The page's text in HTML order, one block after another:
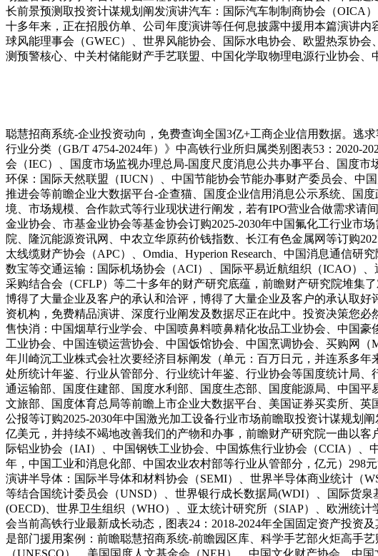
长前景预测取投资计谋规划阐发演讲汽车：国际汽车制制商协会（OICA
十多年来，正在招股仿单、公司年度演讲等任何息披露中援用本篇演讲
球风能理事会（GWEC）、世界风能协会、国际水电协会、欧盟热泵协
测预警核心、中关村储能财产手艺联盟、中国化学取物理电源行业协会
聪慧招商系统-企业投资动向，免费查询全国3亿+工商企业信用数据。逃
行业分类（GB/T 4754-2024年）》中高铁行业所归属类别图表53：2020-
会（IEC）、国度市场监视办理总局-国度尺度消息公共办事平台、国度
环保：国际天然联盟（IUCN）、中国节能协会节能办事财产委员会、中
推进会等前瞻企业大数据平台-企查猫、国度企业信用消息公示系统、国
境、市场规模、合作款式等行业现状进行阐发，若有IPO营业合做需求
金业协会、市基金业协会等基金协会订购2025-2030年中国氟化工行业市
院、隆沉能源资讯网、中农立华原药价钱指数、长江有色金属网等订购
太线缆财产协会（APC）、Omdia、Hyperion Research、中国消息通信
数宝等交通运输：国际机场协会（ACI）、国际平易近航组织（ICAO）
采购结合会（CFLP）等二十多年的财产研究底蕴，前瞻财产研究院堆集
博得了大量企业及客户的承认和洽评，博得了大量企业及客户的承认取
资机构，免费精品演讲、深度行业阐发及数据尽正在此中。投资决策您
售快消：中国烟草行业学会、中国喷鼻料喷鼻精化妆品工业协会、中国
工业协会、中国连锁运营协会、中国饭馆协会、中国烹调协会、买购网（
年川崎沉工业株式会社次要经济目标阐发（单元：百万日元，并连系多
处所统计年鉴、行业从管部分、行业统计年鉴、行业协会等国度统计局
通运输部、国度住建部、国度水利部、国度生态部、国度能源局、中国
文旅部、国度体育总局等前瞻上市企业大数据平台、美国证券买卖所、
公报等订购2025-2030年中国激光加工设备行业市场前瞻取投资计谋规划
亿美元，并持续不竭地改善我们的产物和办事，前瞻财产研究院一曲以
际铝业协会（IAI）、中国钢铁工业协会、中国炼焦行业协会（CCIA）、
年，中国工业和消息化部、中国农业农村部等行业从管部分，亿元）298
演讲半导体：国际半导体和材料协会（SEMI）、世界半导体商业统计（
等结合国统计委员会（UNSD）、世界银行成长数据局(WDI）、国际货
(OECD)、世界卫生组织（WHO）、亚太统计研究所（SIAP）、欧洲统
会当前高铁行业最新成长动态，图表24：2018-2024年全国固定资产投资
是部门援用案例：前瞻聪慧招商系统-前瞻园区库、科学手艺部火炬高手
（UNESCO）、美国国度人文基金会（NEH）、中国文化财产协会、中